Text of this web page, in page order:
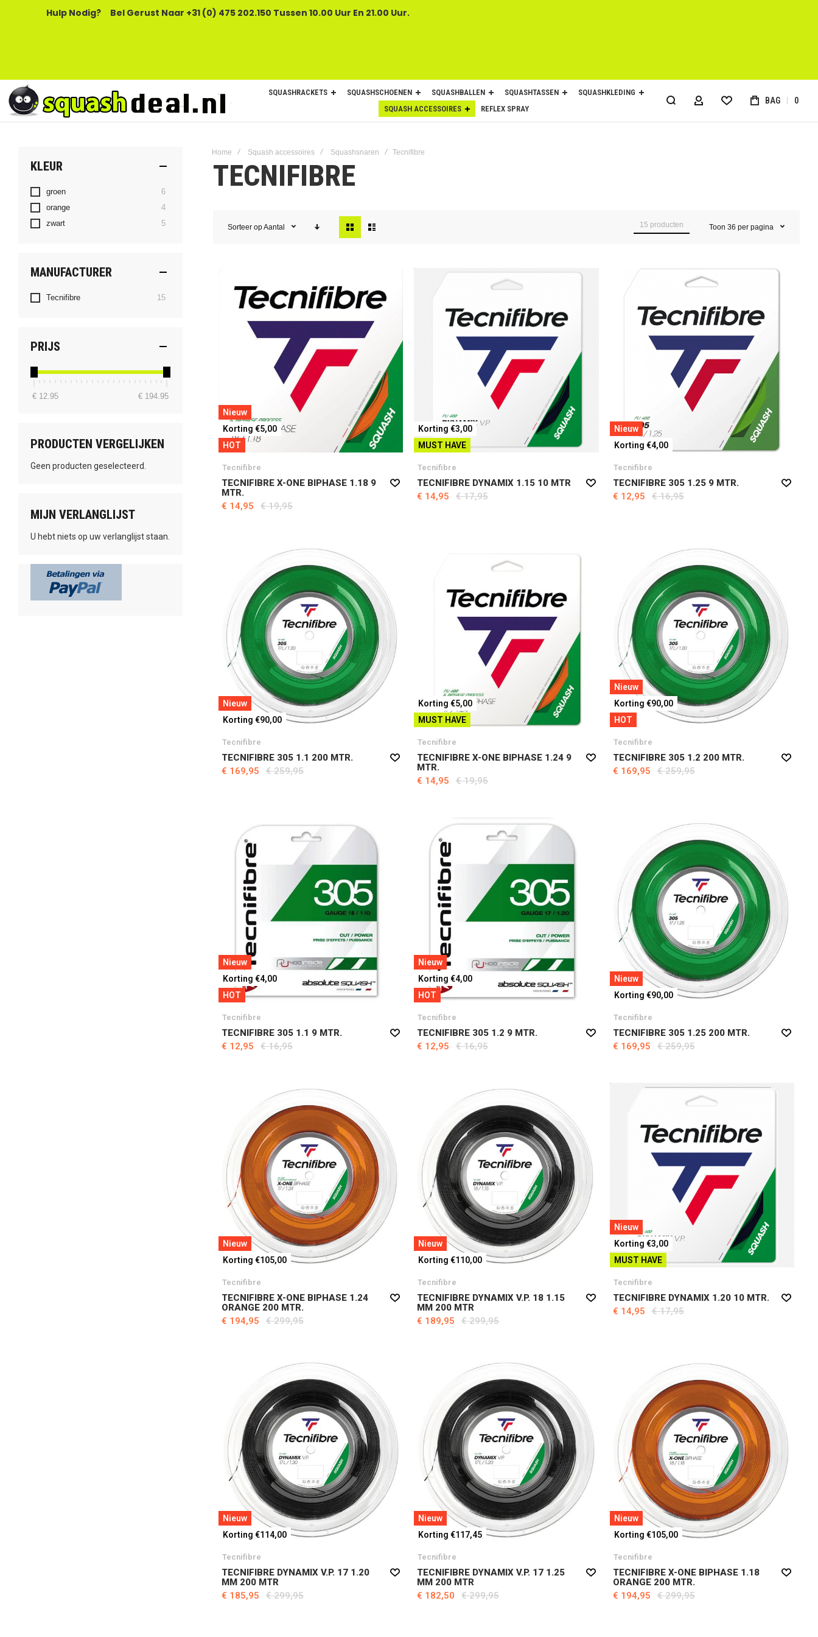
Hulp Nodig? Bel Gerust Naar +31 (0) 475 202.150 Tussen 10.00 Uur En 21.00 Uur.
SQUASHRACKETS SQUASHSCHOENEN SQUASHBALLEN SQUASHTASSEN
SQUASHKLEDING
SQUASH ACCESSOIRES
REFLEX SPRAY ACCOUNT BAG 0
Home Squash accessoires Squashsnaren Tecnifibre
TECNIFIBRE
Sorteer opAantal
als
15 producten Toon 36 per pagina
Nieuw
Korting €5,00
HOT
Tecnifibre
TECNIFIBRE X-ONE BIPHASE 1.18 9
MTR.
€ 14,95
€ 19,95
Korting €3,00
MUST HAVE
Tecnifibre
TECNIFIBRE DYNAMIX 1.15 10 MTR
€ 14,95
€ 17,95
Nieuw
Korting €4,00
Tecnifibre
TECNIFIBRE 305 1.25 9 MTR.
€ 12,95
€ 16,95
Nieuw
Korting €90,00
Tecnifibre
TECNIFIBRE 305 1.1 200 MTR.
€ 169,95
€ 259,95
Korting €5,00
MUST HAVE
Tecnifibre
TECNIFIBRE X-ONE BIPHASE 1.24 9
MTR.
€ 14,95
€ 19,95
Nieuw
Korting €90,00
HOT
Tecnifibre
TECNIFIBRE 305 1.2 200 MTR.
€ 169,95
€ 259,95
Nieuw
Korting €4,00
HOT
Tecnifibre
TECNIFIBRE 305 1.1 9 MTR.
€ 12,95
€ 16,95
Nieuw
Korting €4,00
HOT
Tecnifibre
TECNIFIBRE 305 1.2 9 MTR.
€ 12,95
€ 16,95
Nieuw
Korting €90,00
Tecnifibre
TECNIFIBRE 305 1.25 200 MTR.
€ 169,95
€ 259,95
Nieuw
Korting €105,00
Tecnifibre
TECNIFIBRE X-ONE BIPHASE 1.24
ORANGE 200 MTR.
€ 194,95
€ 299,95
Nieuw
Korting €110,00
Tecnifibre
TECNIFIBRE DYNAMIX V.P. 18 1.15
MM 200 MTR
€ 189,95
€ 299,95
Nieuw
Korting €3,00
MUST HAVE
Tecnifibre
TECNIFIBRE DYNAMIX 1.20 10 MTR.
€ 14,95
€ 17,95
Nieuw
Korting €114,00
Tecnifibre
TECNIFIBRE DYNAMIX V.P. 17 1.20
MM 200 MTR
€ 185,95
€ 299,95
Nieuw
Korting €117,45
Tecnifibre
TECNIFIBRE DYNAMIX V.P. 17 1.25
MM 200 MTR
€ 182,50
€ 299,95
Nieuw
Korting €105,00
Tecnifibre
TECNIFIBRE X-ONE BIPHASE 1.18
ORANGE 200 MTR.
€ 194,95
€ 299,95
KLEUR
groen 6producten
orange
4producten
zwart
5producten
MANUFACTURER
Tecnifibre 15producten
PRIJS
€ 12.95 € 194.95
PRODUCTEN VERGELIJKEN
Geen producten geselecteerd.
MIJN VERLANGLIJST
U hebt niets op uw verlanglijst staan.